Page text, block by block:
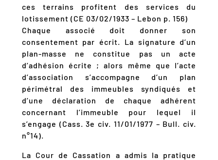
ces terrains profitent des services du
lotissement (CE 03/02/1933 – Lebon p. 156)
Chaque associé doit donner son
consentement par écrit. La signature d’un
plan-masse ne constitue pas un acte
d’adhésion écrite ; alors même que l’acte
d’association s’accompagne d’un plan
périmétral des immeubles syndiqués et
d’une déclaration de chaque adhérent
concernant l’immeuble pour lequel il
s’engage (Cass. 3e civ. 11/01/1977 – Bull. civ.
n°14).
La Cour de Cassation a admis la pratique